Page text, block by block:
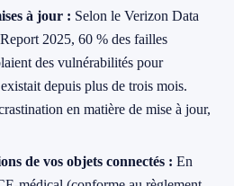
à jour : Selon le Verizon Data
2025, 60 % des failles
des vulnérabilités pour
depuis plus de trois mois.
en matière de mise à jour,
de vos objets connectés : En